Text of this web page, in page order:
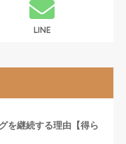
LINE
を継続する理由【得ら